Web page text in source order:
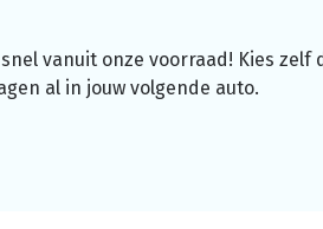
vanuit onze voorraad! Kies zelf
al in jouw volgende auto.